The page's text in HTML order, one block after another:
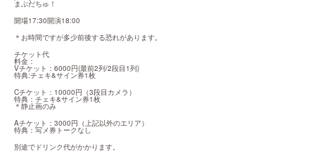
まぶだちゅ！
開場17:30開演18:00
＊お時間ですが多少前後する恐れがあります。
チケット代
料金：
Vチケット：6000円(最前2列/2段目1列)
特典:チェキ&サイン券1枚
Cチケット：10000円（3段目カメラ）
特典：チェキ&サイン券1枚
＊静止画のみ
Aチケット：3000円（上記以外のエリア）
特典：写メ券トークなし
別途でドリンク代がかかります。